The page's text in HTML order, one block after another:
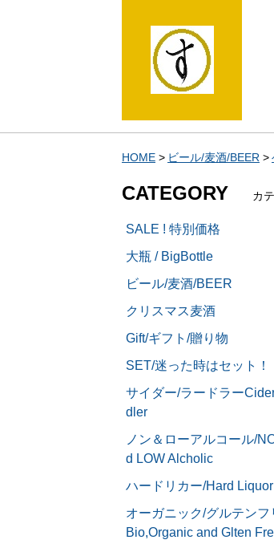
HOME ビール/麦酒/BEER
CATEGORY カ
SALE ! 特別価格
大瓶 / BigBottle
ビール/麦酒/BEER
クリスマス麦酒
Gift/ギフト/贈り物
SET/迷った時はセット！
サイダー/ラードラー
dler
ノン＆ローアルコール/
d LOW Alcholic
ハードリカー/Hard Liquor
オーガニック/グルテンフ
Bio,Organic and Glten